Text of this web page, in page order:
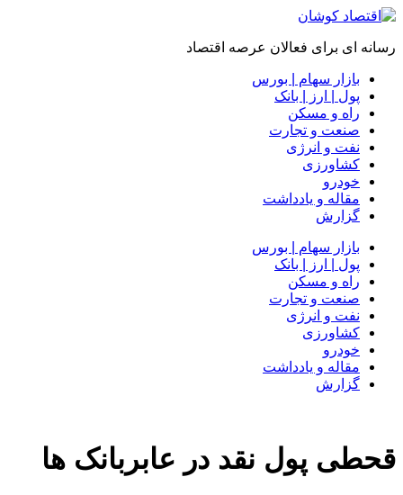
رسانه ای برای فعالان عرصه اقتصاد
بازار سهام | بورس
پول | ارز | بانک
راه و مسکن
صنعت و تجارت
نفت و انرژی
کشاورزی
خودرو
مقاله و یادداشت
گزارش
بازار سهام | بورس
پول | ارز | بانک
راه و مسکن
صنعت و تجارت
نفت و انرژی
کشاورزی
خودرو
مقاله و یادداشت
گزارش
قحطی پول نقد در عابربانک ها